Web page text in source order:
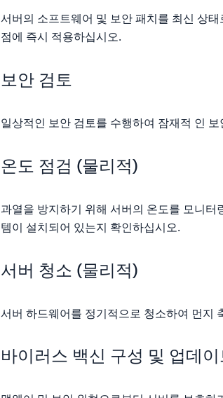
서버의 소프트웨어 및 보안 패치를 최신 상
점에 즉시 적용하십시오.
보안 검토
일상적인 보안 검토를 수행하여 잠재적 인
온도 점검 (물리적)
과열을 방지하기 위해 서버의 온도를 모니
템이 설치되어 있는지 확인하십시오.
서버 청소 (물리적)
서버 하드웨어를 정기적으로 청소하여 먼지
바이러스 백신 구성 및 업데